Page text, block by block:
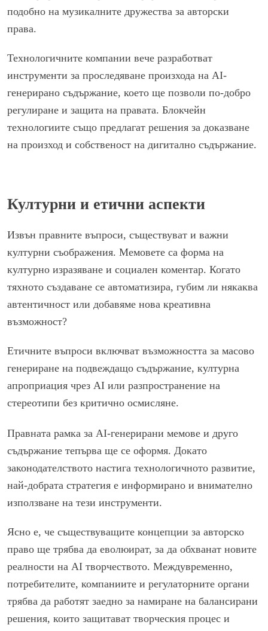
подобно на музикалните дружества за авторски
права.
Технологичните компании вече разработват
инструменти за проследяване произхода на AI-
генерирано съдържание, което ще позволи по-добро
регулиране и защита на правата. Блокчейн
технологиите също предлагат решения за доказване
на произход и собственост на дигитално съдържание.
Културни и етични аспекти
Извън правните въпроси, съществуват и важни
културни съображения. Мемовете са форма на
културно изразяване и социален коментар. Когато
тяхното създаване се автоматизира, губим ли някаква
автентичност или добавяме нова креативна
възможност?
Етичните въпроси включват възможността за масово
генериране на подвеждащо съдържание, културна
апроприация чрез AI или разпространение на
стереотипи без критично осмисляне.
Правната рамка за AI-генерирани мемове и друго
съдържание тепърва ще се оформя. Докато
законодателството настига технологичното развитие,
най-добрата стратегия е информирано и внимателно
използване на тези инструменти.
Ясно е, че съществуващите концепции за авторско
право ще трябва да еволюират, за да обхванат новите
реалности на AI творчеството. Междувременно,
потребителите, компаниите и регулаторните органи
трябва да работят заедно за намиране на балансирани
решения, които защитават творческия процес и